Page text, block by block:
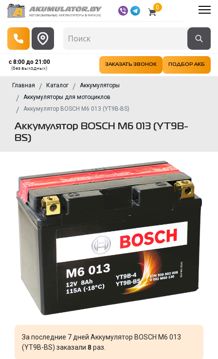
0
с 8:00 до 21:00
(без выходных)
ЗАКАЗАТЬ ЗВОНОК ПОДБОР АКБ
Главная Каталог
Аккумуляторы
Аккумуляторы для мотоциклов
Аккумулятор BOSCH M6 013 (YT9B-BS)
Аккумулятор BOSCH M6 013 (YT9B-
BS)
За последние 7 дней Аккумулятор BOSCH M6 013
(YT9B-BS) заказали 8раз.